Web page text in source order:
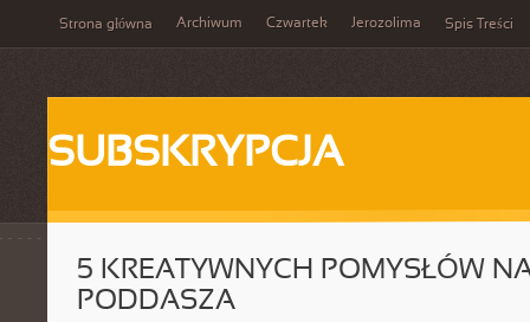
Strona główna Archiwum Czwartek Jerozolima Spis Treści
SUBSKRYPCJA
5 KREATYWNYCH POMYSŁÓW
PODDASZA